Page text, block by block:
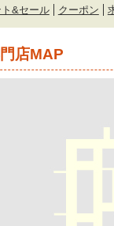
&セール クーポン
店MAP